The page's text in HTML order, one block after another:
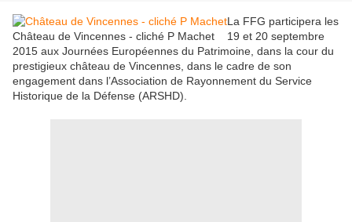
Château de Vincennes - cliché P Machet
La FFG participera les
19 et 20 septembre
2015 aux Journées Européennes du Patrimoine, dans la cour du
prestigieux château de Vincennes, dans le cadre de son
engagement dans l’Association de Rayonnement du Service
Historique de la Défense (ARSHD).